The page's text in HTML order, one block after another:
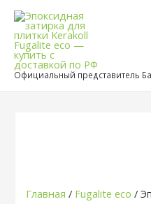
Официальный представитель
Главная / Fugalite eco /